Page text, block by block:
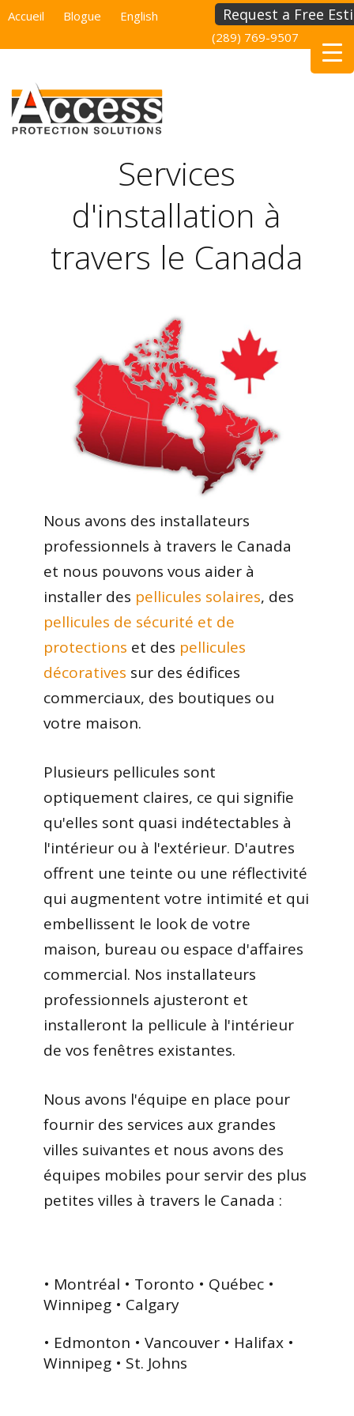
Accueil Blogue English Request a Free
(289) 769-9507
Services
d'installation à
travers le Canada
Nous avons des installateurs
professionnels à travers le Canada
et nous pouvons vous aider à
installer des pellicules solaires, des
pellicules de sécurité et de
protections et des pellicules
décoratives sur des édifices
commerciaux, des boutiques ou
votre maison.
Plusieurs pellicules sont
optiquement claires, ce qui signifie
qu'elles sont quasi indétectables à
l'intérieur ou à l'extérieur. D'autres
offrent une teinte ou une réflectivité
qui augmentent votre intimité et qui
embellissent le look de votre
maison, bureau ou espace d'affaires
commercial. Nos installateurs
professionnels ajusteront et
installeront la pellicule à l'intérieur
de vos fenêtres existantes.
Nous avons l'équipe en place pour
fournir des services aux grandes
villes suivantes et nous avons des
équipes mobiles pour servir des plus
petites villes à travers le Canada :
• Montréal • Toronto • Québec •
Winnipeg • Calgary
• Edmonton • Vancouver • Halifax •
Winnipeg • St. Johns